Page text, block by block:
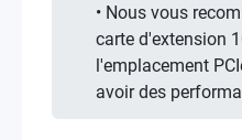
• Nous vous
carte d'extension
l'emplacement
avoir des